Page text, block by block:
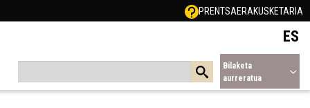
PRENTSAERAKUSKETARIA
ES
Bilaketa
aurreratua